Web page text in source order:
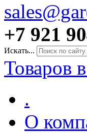
+7 921
Искать...
Товаров
.
О